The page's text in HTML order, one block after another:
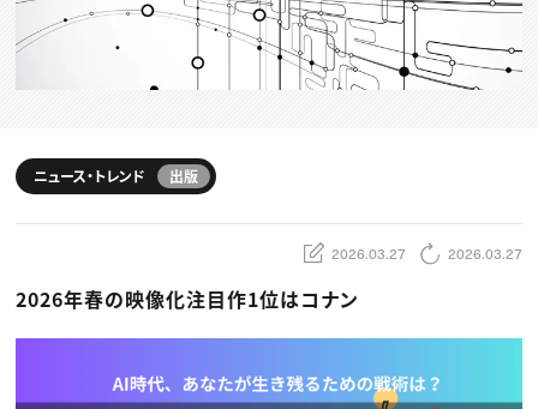
クリエイター求人を探す
CREATIVE JOB求人検索
スキルアップしたい！
デザイン
編集・ライティング
マーケティング
業界解説・キャリア事情
TOP Creator’s コラム
Webクリエイター
アプリクリエイター
映像クリエイター
クリエイターインタビュー
C＆R Magazine
セミナー
ニュース・トレンド トップ
ニュース・トレンド 出版
2026.03.27 2026.03.27
2026年春の映像化注目作1位はコナン